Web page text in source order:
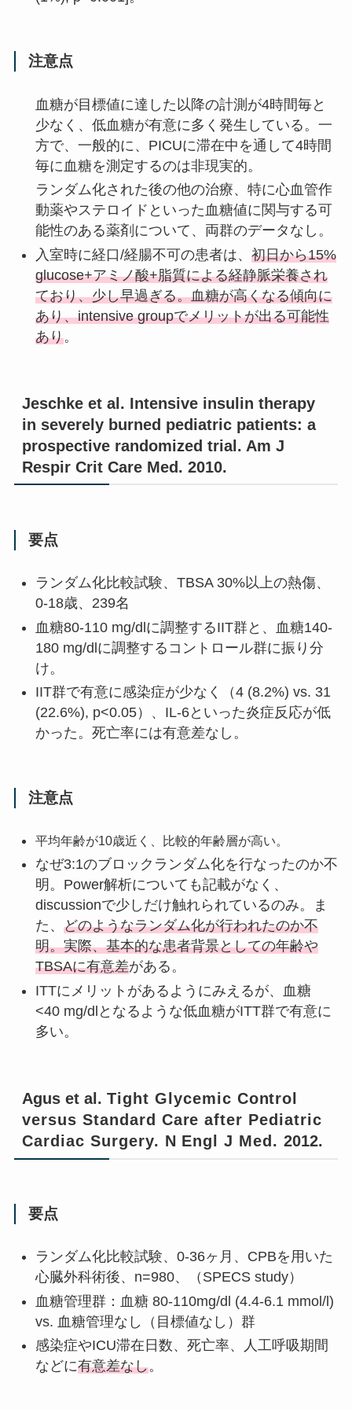
注意点
血糖が目標値に達した以降の計測が4時間毎と
少なく、低血糖が有意に多く発生している。一
方で、一般的に、PICUに滞在中を通して4時間
毎に血糖を測定するのは非現実的。
ランダム化された後の他の治療、特に心血管作
動薬やステロイドといった血糖値に関与する可
能性のある薬剤について、両群のデータなし。
入室時に経口/経腸不可の患者は、 初日から15%
glucose+アミノ酸+脂質による経静脈栄養され
ており、少し早過ぎる。血糖が高くなる傾向に
あり、intensive groupでメリットが出る可能性
あり。
Jeschke et al. Intensive insulin therapy
in severely burned pediatric patients: a
prospective randomized trial. Am J
Respir Crit Care Med. 2010.
要点
ランダム化比較試験、TBSA 30%以上の熱傷、
0-18歳、239名
血糖80-110 mg/dlに調整するIIT群と、血糖140-
180 mg/dlに調整するコントロール群に振り分
け。
IIT群で有意に感染症が少なく（4 (8.2%) vs. 31
(22.6%), p<0.05）、IL-6といった炎症反応が低
かった。死亡率には有意差なし。
注意点
平均年齢が10歳近く、比較的年齢層が高い。
なぜ3:1のブロックランダム化を行なったのか不
明。Power解析についても記載がなく、
discussionで少しだけ触れられているのみ。ま
た、 どのようなランダム化が行われたのか不
明。実際、基本的な患者背景としての年齢や
TBSAに有意差がある。
ITTにメリットがあるようにみえるが、血糖
<40 mg/dlとなるような低血糖がITT群で有意に
多い。
Agus et al. Tight Glycemic Control
versus Standard Care after Pediatric
Cardiac Surgery. N Engl J Med.2012.
要点
ランダム化比較試験、0-36ヶ月、CPBを用いた
心臓外科術後、n=980、（SPECS study）
血糖管理群：血糖 80-110mg/dl (4.4-6.1 mmol/l)
vs. 血糖管理なし（目標値なし）群
感染症やICU滞在日数、死亡率、人工呼吸期間
などに有意差なし。